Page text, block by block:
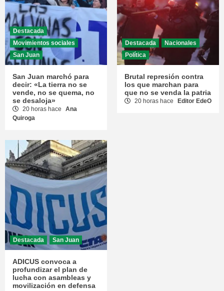
Destacada
Movimientos sociales
San Juan
San Juan marchó para
decir: «La tierra no se
vende, no se quema, no
se desaloja»
20 horas hace
Ana
Quiroga
Destacada
Nacionales
Política
Brutal represión contra
los que marchan para
que no se venda la patria
20 horas hace Editor EdeO
Destacada San Juan
ADICUS convoca a
profundizar el plan de
lucha con asambleas y
movilización en defensa